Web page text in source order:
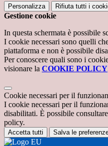
Personalizza Rifiuta tutti i
Gestione cookie
In questa schermata è possibile
I cookie necessari sono quelli
piattaforma e non è possibile
Per conoscere quali sono i
visionare la COOKIE POLICY
Cookie necessari per il
I cookie necessari per il
disabilitati. È possibile
policy.
Accetta tutti Salva le